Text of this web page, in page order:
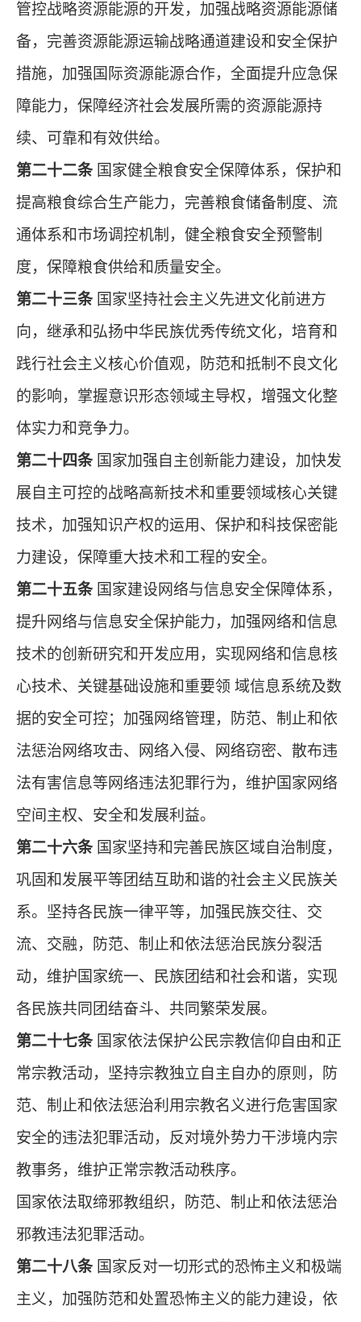
管控战略资源能源的开发，加强战略资源能源储
备，完善资源能源运输战略通道建设和安全保护
措施，加强国际资源能源合作，全面提升应急保
障能力，保障经济社会发展所需的资源能源持
续、可靠和有效供给。
第二十二条国家健全粮食安全保障体系，保护和
提高粮食综合生产能力，完善粮食储备制度、流
通体系和市场调控机制，健全粮食安全预警制
度，保障粮食供给和质量安全。
第二十三条国家坚持社会主义先进文化前进方
向，继承和弘扬中华民族优秀传统文化，培育和
践行社会主义核心价值观，防范和抵制不良文化
的影响，掌握意识形态领域主导权，增强文化整
体实力和竞争力。
第二十四条国家加强自主创新能力建设，加快发
展自主可控的战略高新技术和重要领域核心关键
技术，加强知识产权的运用、保护和科技保密能
力建设，保障重大技术和工程的安全。
第二十五条国家建设网络与信息安全保障体系，
提升网络与信息安全保护能力，加强网络和信息
技术的创新研究和开发应用，实现网络和信息核
心技术、关键基础设施和重要领 域信息系统及数
据的安全可控；加强网络管理，防范、制止和依
法惩治网络攻击、网络入侵、网络窃密、散布违
法有害信息等网络违法犯罪行为，维护国家网络
空间主权、安全和发展利益。
第二十六条 国家坚持和完善民族区域自治制度，
巩固和发展平等团结互助和谐的社会主义民族关
系。坚持各民族一律平等，加强民族交往、交
流、交融，防范、制止和依法惩治民族分裂活
动，维护国家统一、民族团结和社会和谐，实现
各民族共同团结奋斗、共同繁荣发展。
第二十七条国家依法保护公民宗教信仰自由和正
常宗教活动，坚持宗教独立自主自办的原则，防
范、制止和依法惩治利用宗教名义进行危害国家
安全的违法犯罪活动，反对境外势力干涉境内宗
教事务，维护正常宗教活动秩序。
国家依法取缔邪教组织，防范、制止和依法惩治
邪教违法犯罪活动。
第二十八条国家反对一切形式的恐怖主义和极端
主义，加强防范和处置恐怖主义的能力建设，依